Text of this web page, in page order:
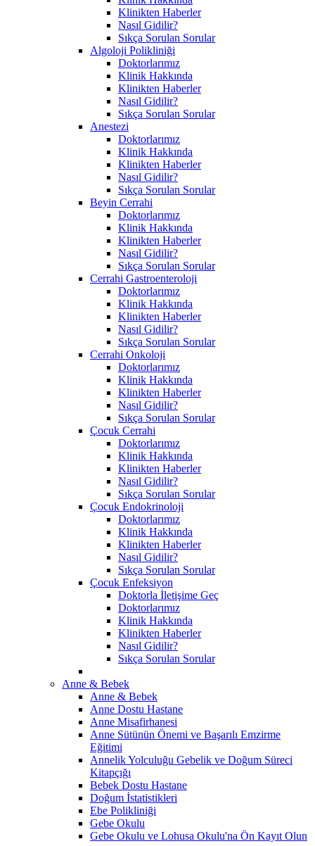
Klinikten Haberler
Nasıl Gidilir?
Sıkça Sorulan Sorular
Algoloji Polikliniği
Doktorlarımız
Klinik Hakkında
Klinikten Haberler
Nasıl Gidilir?
Sıkça Sorulan Sorular
Anestezi
Doktorlarımız
Klinik Hakkında
Klinikten Haberler
Nasıl Gidilir?
Sıkça Sorulan Sorular
Beyin Cerrahi
Doktorlarımız
Klinik Hakkında
Klinikten Haberler
Nasıl Gidilir?
Sıkça Sorulan Sorular
Cerrahi Gastroenteroloji
Doktorlarımız
Klinik Hakkında
Klinikten Haberler
Nasıl Gidilir?
Sıkça Sorulan Sorular
Cerrahi Onkoloji
Doktorlarımız
Klinik Hakkında
Klinikten Haberler
Nasıl Gidilir?
Sıkça Sorulan Sorular
Çocuk Cerrahi
Doktorlarımız
Klinik Hakkında
Klinikten Haberler
Nasıl Gidilir?
Sıkça Sorulan Sorular
Çocuk Endokrinoloji
Doktorlarımız
Klinik Hakkında
Klinikten Haberler
Nasıl Gidilir?
Sıkça Sorulan Sorular
Çocuk Enfeksiyon
Doktorla İletişime Geç
Doktorlarımız
Klinik Hakkında
Klinikten Haberler
Nasıl Gidilir?
Sıkça Sorulan Sorular
Anne & Bebek
Anne & Bebek
Anne Dostu Hastane
Anne Misafirhanesi
Anne Sütünün Önemi ve Başarılı Emzirme
Eğitimi
Annelik Yolculuğu Gebelik ve Doğum Süreci
Kitapçığı
Bebek Dostu Hastane
Doğum İstatistikleri
Ebe Polikliniği
Gebe Okulu
Gebe Okulu ve Lohusa Okulu'na Ön Kayıt Olun